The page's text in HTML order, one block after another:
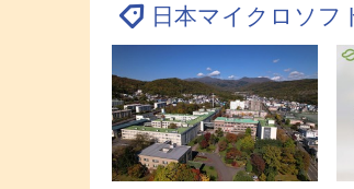
日本マイクロソフ